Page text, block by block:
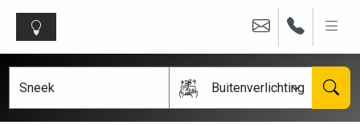
Buitenverlichting